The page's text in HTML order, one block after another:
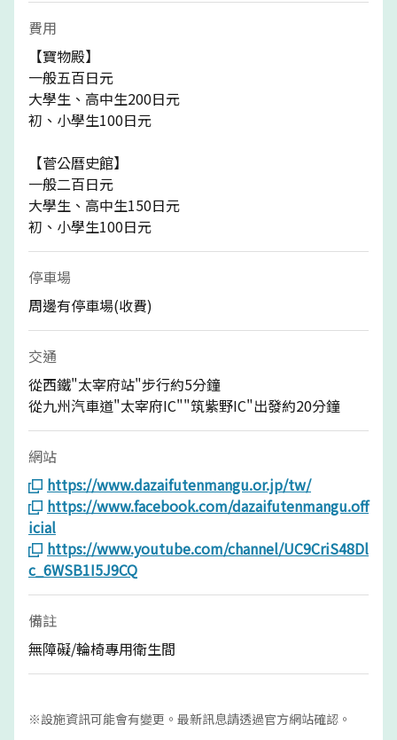
費用
【寶物殿】
一般五百日元
大學生、高中生200日元
初、小學生100日元
【菅公曆史館】
一般二百日元
大學生、高中生150日元
初、小學生100日元
停車場
周邊有停車場(收費)
交通
從西鐵"太宰府站"步行約5分鐘
從九州汽車道"太宰府IC""筑紫野IC"出發約20分鐘
網站
https://www.dazaifutenmangu.or.jp/tw/
https://www.facebook.com/dazaifutenmangu.off
icial
https://www.youtube.com/channel/UC9CriS48Dl
c_6WSB1I5J9CQ
備註
無障礙/輪椅專用衛生間
※設施資訊可能會有變更。最新訊息請透過官方網站確認。